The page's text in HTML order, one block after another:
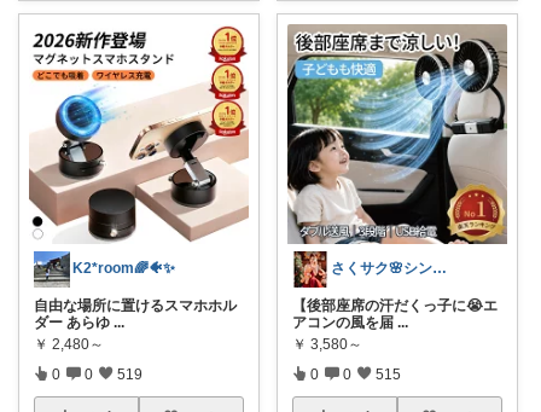
K2*room🌈🐠✨
自由な場所に置けるスマホホル
ダー あらゆ ...
￥ 2,480～
0 0 519
さくサク🌸シンプルライフと便利なモノ
【後部座席の汗だくっ子に😭エ
アコンの風を届 ...
￥ 3,580～
0 0 515